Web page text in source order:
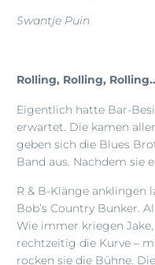
Swantje Puin
Rolling, Rolling,
Eigentlich hatte Bar-
erwartet. Die kamen
geben sich die Blues
Band aus. Nachdem sie
R & B-Klänge anklingen
Bob’s Country Bunker.
Wie immer kriegen
rechtzeitig die Kurve –
rocken sie die Bühne.